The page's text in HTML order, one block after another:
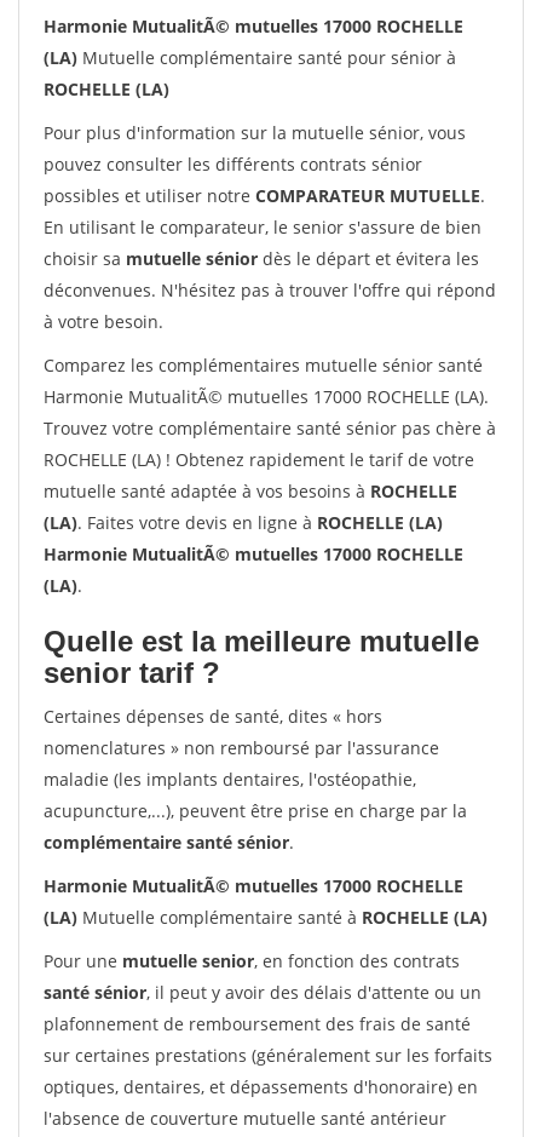
Harmonie MutualitÃ© mutuelles 17000 ROCHELLE
(LA) Mutuelle complémentaire santé pour sénior à
ROCHELLE (LA)
Pour plus d'information sur la mutuelle sénior, vous
pouvez consulter les différents contrats sénior
possibles et utiliser notre COMPARATEUR MUTUELLE.
En utilisant le comparateur, le senior s'assure de bien
choisir sa mutuelle sénior dès le départ et évitera les
déconvenues. N'hésitez pas à trouver l'offre qui répond
à votre besoin.
Comparez les complémentaires mutuelle sénior santé
Harmonie MutualitÃ© mutuelles 17000 ROCHELLE (LA).
Trouvez votre complémentaire santé sénior pas chère à
ROCHELLE (LA) ! Obtenez rapidement le tarif de votre
mutuelle santé adaptée à vos besoins à ROCHELLE
(LA). Faites votre devis en ligne à ROCHELLE (LA)
Harmonie MutualitÃ© mutuelles 17000 ROCHELLE
(LA).
Quelle est la meilleure mutuelle
senior tarif ?
Certaines dépenses de santé, dites « hors
nomenclatures » non remboursé par l'assurance
maladie (les implants dentaires, l'ostéopathie,
acupuncture,...), peuvent être prise en charge par la
complémentaire santé sénior.
Harmonie MutualitÃ© mutuelles 17000 ROCHELLE
(LA) Mutuelle complémentaire santé à ROCHELLE (LA)
Pour une mutuelle senior, en fonction des contrats
santé sénior, il peut y avoir des délais d'attente ou un
plafonnement de remboursement des frais de santé
sur certaines prestations (généralement sur les forfaits
optiques, dentaires, et dépassements d'honoraire) en
l'absence de couverture mutuelle santé antérieur